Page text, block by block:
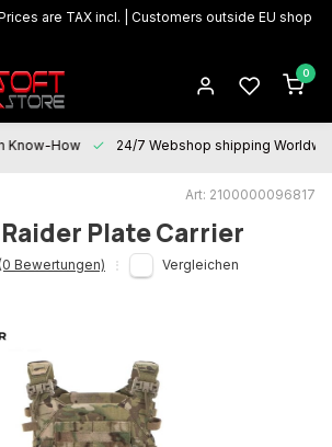
are TAX incl. | Customers outside EU shop
0
Know-How 24/7 Webshop shipping
Art: 2100000096817
Raider Plate Carrier
Bewertungen) Vergleichen